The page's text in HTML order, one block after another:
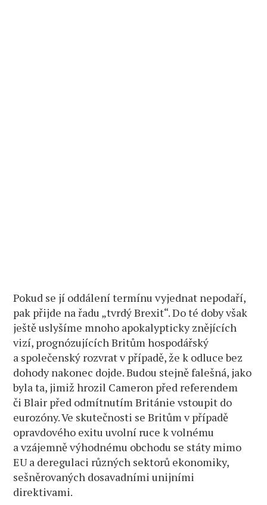
Pokud se jí oddálení termínu vyjednat nepodaří,
pak přijde na řadu „tvrdý Brexit“. Do té doby však
ještě uslyšíme mnoho apokalypticky znějících
vizí, prognózujících Britům hospodářský
a společenský rozvrat v případě, že k odluce bez
dohody nakonec dojde. Budou stejně falešná, jako
byla ta, jimiž hrozil Cameron před referendem
či Blair před odmítnutím Británie vstoupit do
eurozóny. Ve skutečnosti se Britům v případě
opravdového exitu uvolní ruce k volnému
a vzájemně výhodnému obchodu se státy mimo
EU a deregulaci různých sektorů ekonomiky,
sešněrovaných dosavadními unijními
direktivami.